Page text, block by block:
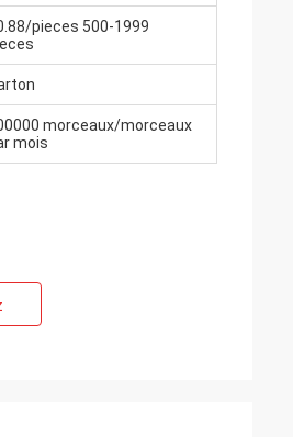
pieces 500-1999
morceaux/morceaux
mois